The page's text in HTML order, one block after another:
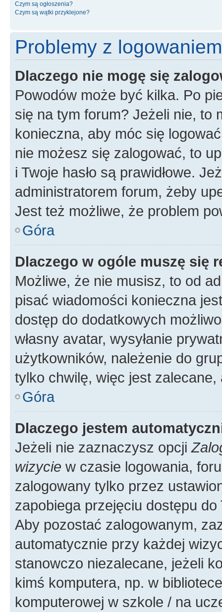
Czym są ogłoszenia?
Czym są wątki przyklejone?
Problemy z
Dlaczego nie mogę się
Powodów może być kilka. Po
się na tym forum? Jeżeli nie, to
konieczna, aby móc się
nie możesz się zalogować, to
i Twoje hasło są prawidłowe.
administratorem forum, żeby
Jest też możliwe, że problem
Góra
Dlaczego w ogóle muszę się
Możliwe, że nie musisz, to od
pisać wiadomości konieczna
dostęp do dodatkowych
własny avatar, wysyłanie
użytkowników, należenie do
tylko chwilę, więc jest zalecane,
Góra
Dlaczego jestem
Jeżeli nie zaznaczysz opcji
wizycie w czasie logowania,
zalogowany tylko przez
zapobiega przejęciu dostępu
Aby pozostać zalogowanym,
automatycznie przy każdej
stanowczo niezalecane, jeżeli
kimś komputera, np. w
komputerowej w szkole / na